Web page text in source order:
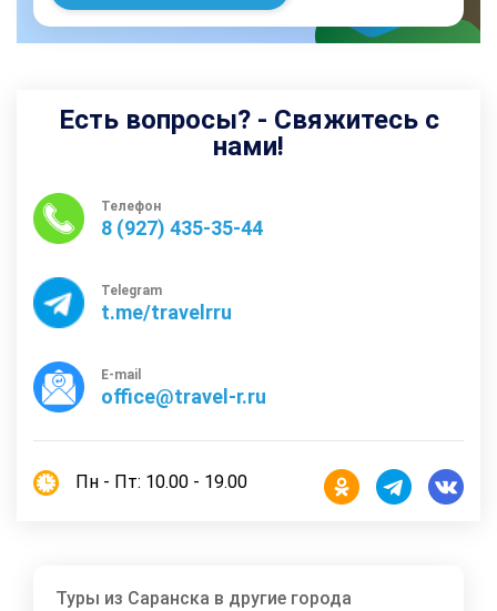
Есть вопросы? - Свяжитесь с
нами!
Телефон
8 (927) 435-35-44
Telegram
t.me/travelrru
E-mail
office@travel-r.ru
Пн - Пт: 10.00 - 19.00
Туры из Саранска в другие города